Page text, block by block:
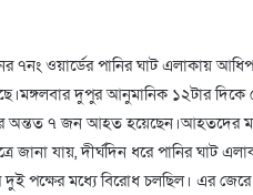
৭নং ওয়ার্ডের পানির ঘাট এলাকায়
দুপুর আনুমানিক ১২টার
অন্তত ৭ জন আহত হয়েছেন।আহতদের
জানা যায়, দীর্ঘদিন ধরে পানির ঘাট
দুই পক্ষের মধ্যে বিরোধ চলছিল। এর